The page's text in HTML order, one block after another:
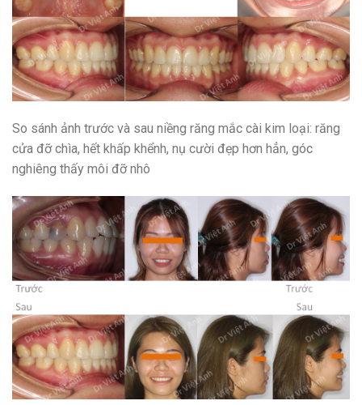
So sánh ảnh trước và sau niềng răng mắc cài kim loại: răng
cửa đỡ chìa, hết khấp khểnh, nụ cười đẹp hơn hẳn, góc
nghiêng thấy môi đỡ nhô